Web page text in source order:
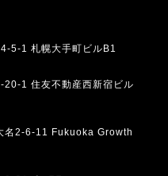
5-1 札幌大手町ビルB1
1 住友不動産西新宿ビル
2-6-11 Fukuoka Growth